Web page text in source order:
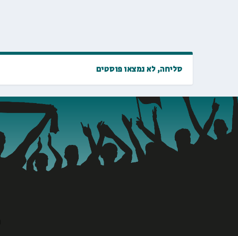
סליחה, לא נמצאו פוסטים